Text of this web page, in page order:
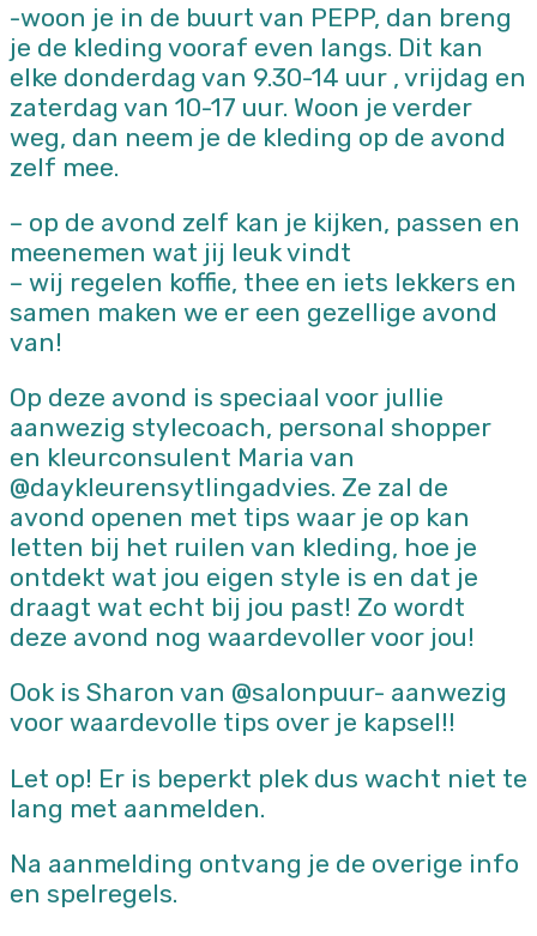
-woon je in de buurt van PEPP, dan breng
je de kleding vooraf even langs. Dit kan
elke donderdag van 9.30-14 uur , vrijdag en
zaterdag van 10-17 uur. Woon je verder
weg, dan neem je de kleding op de avond
zelf mee.
– op de avond zelf kan je kijken, passen en
meenemen wat jij leuk vindt
– wij regelen koffie, thee en iets lekkers en
samen maken we er een gezellige avond
van!
Op deze avond is speciaal voor jullie
aanwezig stylecoach, personal shopper
en kleurconsulent Maria van
@daykleurensytlingadvies. Ze zal de
avond openen met tips waar je op kan
letten bij het ruilen van kleding, hoe je
ontdekt wat jou eigen style is en dat je
draagt wat echt bij jou past! Zo wordt
deze avond nog waardevoller voor jou!
Ook is Sharon van @salonpuur- aanwezig
voor waardevolle tips over je kapsel!!
Let op! Er is beperkt plek dus wacht niet te
lang met aanmelden.
Na aanmelding ontvang je de overige info
en spelregels.